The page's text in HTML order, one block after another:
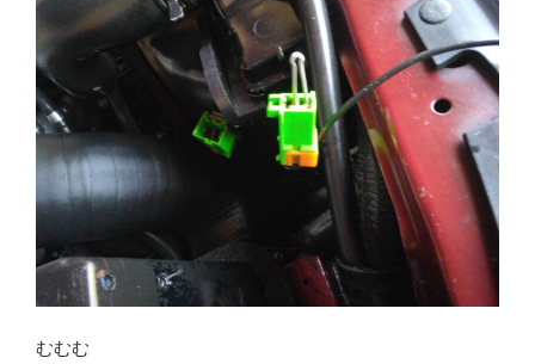
むむむ